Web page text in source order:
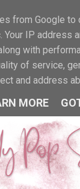
MENU
from Google
Your IP address
with
of service,
and address
MORE